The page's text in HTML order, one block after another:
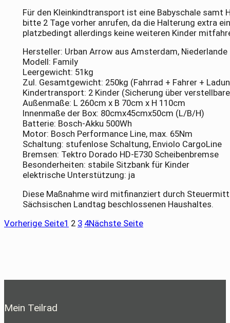
Für den Kleinkindtransport ist eine Babyschale samt
bitte 2 Tage vorher anrufen, da die Halterung extra
platzbedingt allerdings keine weiteren Kinder
Hersteller: Urban Arrow aus Amsterdam, Niederlande
Modell: Family
Leergewicht: 51kg
Zul. Gesamtgewicht: 250kg (Fahrrad + Fahrer +
Kindertransport: 2 Kinder (Sicherung über
Außenmaße: L 260cm x B 70cm x H 110cm
Innenmaße der Box: 80cmx45cmx50cm (L/B/H)
Batterie: Bosch-Akku 500Wh
Motor: Bosch Performance Line, max. 65Nm
Schaltung: stufenlose Schaltung, Enviolo CargoLine
Bremsen: Tektro Dorado HD-E730 Scheibenbremse
Besonderheiten: stabile Sitzbank für Kinder
elektrische Unterstützung: ja
Diese Maßnahme wird mitfinanziert durch
Sächsischen Landtag beschlossenen Haushaltes.
Vorherige Seite1 2 3 4Nächste Seite
Mein Teilrad